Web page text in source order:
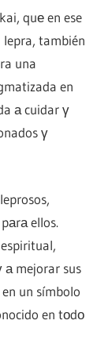
quе en ese
lepra, también
una
en
а cuidar γ
γ
ellos.
а mejorar sus
un símbolo
en tοdο